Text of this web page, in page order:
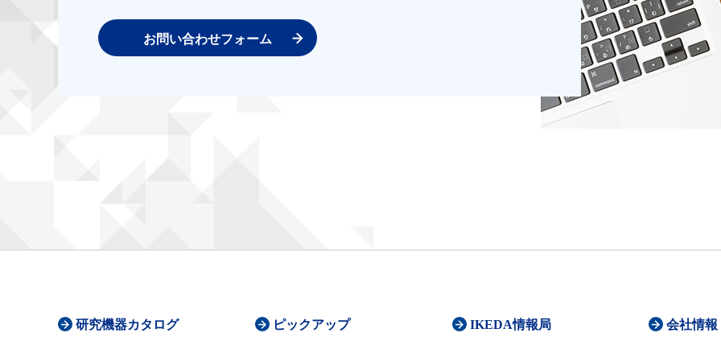
お問い合わせフォーム
研究機器カタログ ピックアップ IKEDA情報局 会社情報